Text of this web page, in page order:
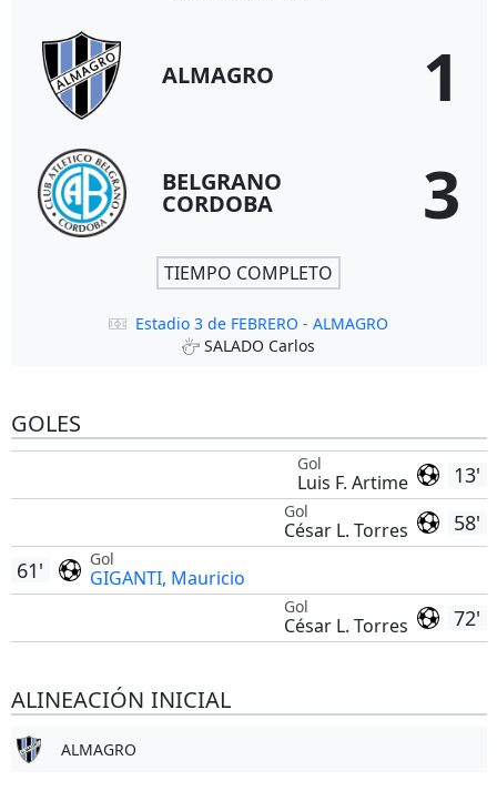
ALMAGRO 1
BELGRANO
CORDOBA 3
TIEMPO COMPLETO
Estadio 3 de FEBRERO - ALMAGRO
SALADO Carlos
GOLES
13'
Gol
Luis F. Artime
58'
Gol
César L. Torres
Gol
GIGANTI, Mauricio
61'
72'
Gol
César L. Torres
ALINEACIÓN INICIAL
ALMAGRO